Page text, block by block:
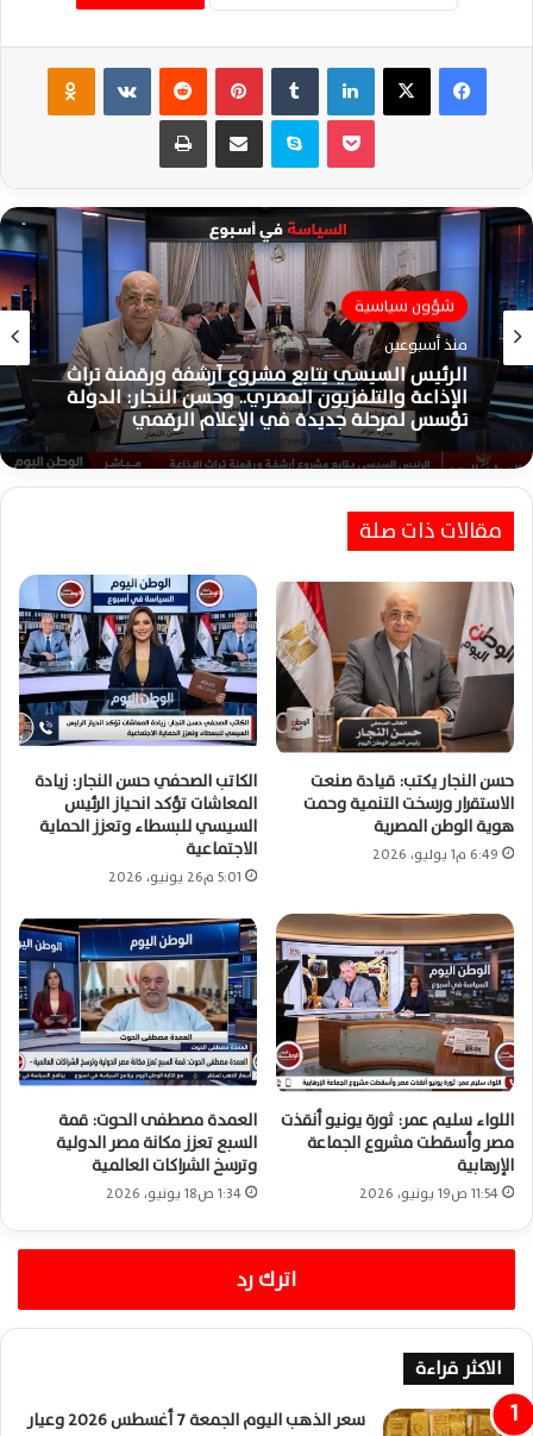
فيسبوك ‫X لينكدإن بينتيريست ‏VKontakte
سكايب مشاركة عبر البريد طباعة
شؤون سياسية
منذ أسبوعين
الرئيس السيسي يتابع مشروع أرشفة ورقمنة تراث
الإذاعة والتلفزيون المصري.. وحسن النجار: الدولة
تؤسس لمرحلة جديدة في الإعلام الرقمي
مقالات ذات صلة
حسن النجار يكتب: قيادة صنعت
الاستقرار ورسخت التنمية وحمت
هوية الوطن المصرية
6:49 م1 يوليو، 2026
الكاتب الصحفي حسن النجار: زيادة
المعاشات تؤكد انحياز الرئيس
السيسي للبسطاء وتعزز الحماية
الاجتماعية
5:01 م26 يونيو، 2026
اللواء سليم عمر: ثورة يونيو أنقذت
مصر وأسقطت مشروع الجماعة
الإرهابية
11:54 ص19 يونيو، 2026
العمدة مصطفى الحوت: قمة
السبع تعزز مكانة مصر الدولية
وترسخ الشراكات العالمية
1:34 ص18 يونيو، 2026
اترك رد
الاكثر قراءة
سعر الذهب اليوم الجمعة 7 أغسطس 2026 وعيار